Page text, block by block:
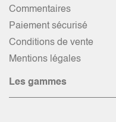
Commentaires
Paiement sécurisé
Conditions de vente
Mentions légales
Les gammes